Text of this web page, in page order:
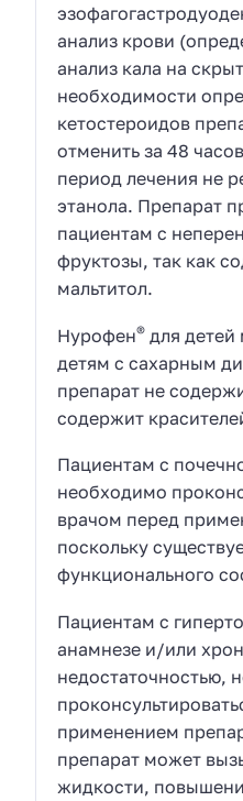
анализ крови
анализ кала на
необходимости
кетостероидов
отменить за 48
период лечения не
этанола. Препарат
пациентам с
фруктозы, так как
мальтитол.
Нурофен® для
детям с сахарным
препарат не
содержит
Пациентам с
необходимо
врачом перед
поскольку
функционального
Пациентам с
анамнезе и/или
недостаточностью,
применением
препарат может
жидкости,